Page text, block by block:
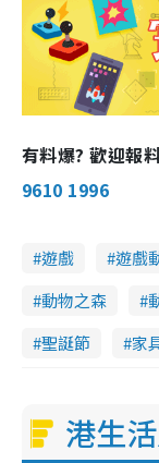
有料爆? 歡迎
9610 1996
遊戲 遊戲
動物之森
聖誕節
家
港生